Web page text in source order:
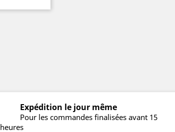
Expédition le jour même
Pour les commandes finalisées avant 15
heures